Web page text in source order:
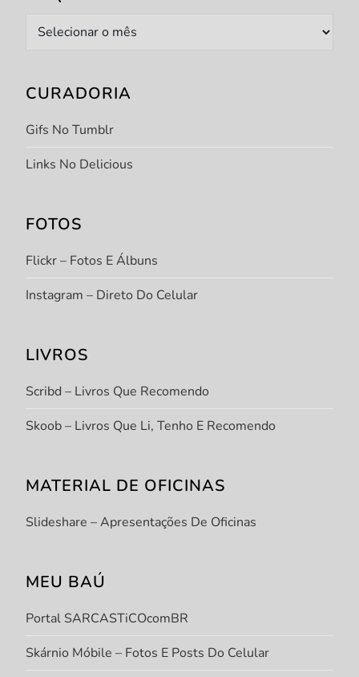
Arquivo
CURADORIA
Gifs No Tumblr
Links No Delicious
FOTOS
Flickr – Fotos E Álbuns
Instagram – Direto Do Celular
LIVROS
Scribd – Livros Que Recomendo
Skoob – Livros Que Li, Tenho E Recomendo
MATERIAL DE OFICINAS
Slideshare – Apresentações De Oficinas
MEU BAÚ
Portal SARCASTiCOcomBR
Skárnio Móbile – Fotos E Posts Do Celular